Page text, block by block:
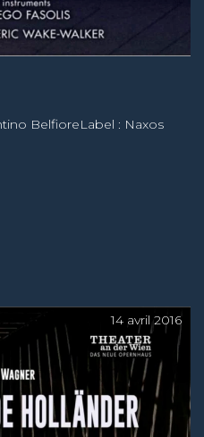
BelfioreLabel : Naxos
14 avril 2016